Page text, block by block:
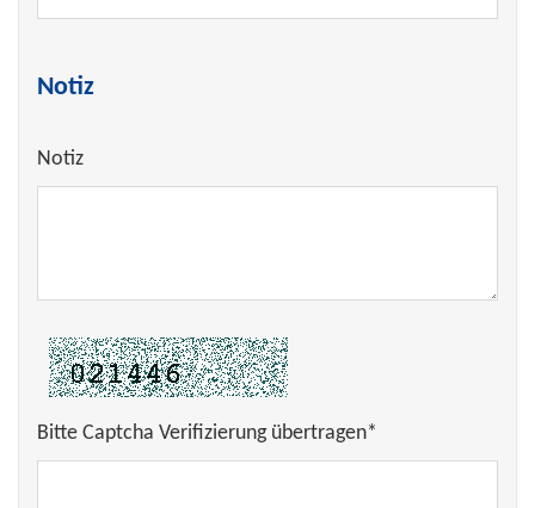
Notiz
Notiz
Bitte Captcha Verifizierung übertragen*